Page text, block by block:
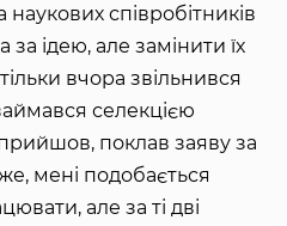
співробітників
ідею, але замінити їх
вчора звільнився
селекцією
поклав заяву за
мені подобається
але за ті дві